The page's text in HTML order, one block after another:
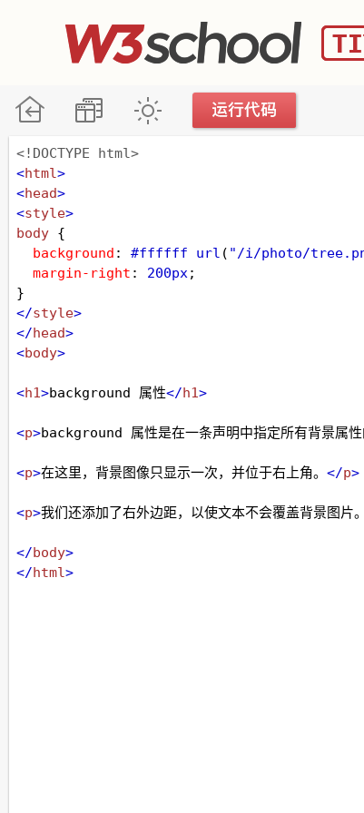
<!DOCTYPE html>
<html>
<head>
<style>
body {
background : #ffffff url ( "/i/photo/
margin-right : 200px;
}
</style>
</head>
<body>
<h1>background 属性</h1>
<p>background 属性是在一条声明中指定所有背景属性
<p>在这里，背景图像只显示一次，并位于右上角。 </p>
<p>我们还添加了右外边距，以使文本不会覆盖背景图片。
</body>
</html>